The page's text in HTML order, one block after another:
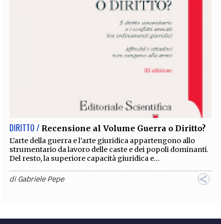
DIRITTO / Recensione al Volume Guerra o Diritto?
L’arte della guerra e l’arte giuridica appartengono allo
strumentario da lavoro delle caste e dei popoli dominanti.
Del resto, la superiore capacità giuridica e...
diGabriele Pepe